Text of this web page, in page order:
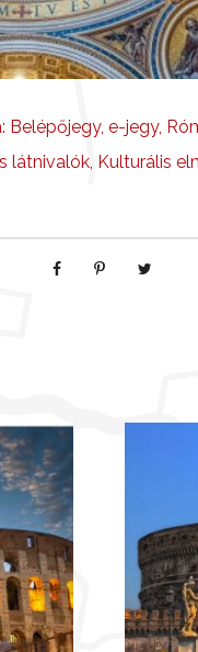
Belépőjegy, e-jegy,
látnivalók Kulturális